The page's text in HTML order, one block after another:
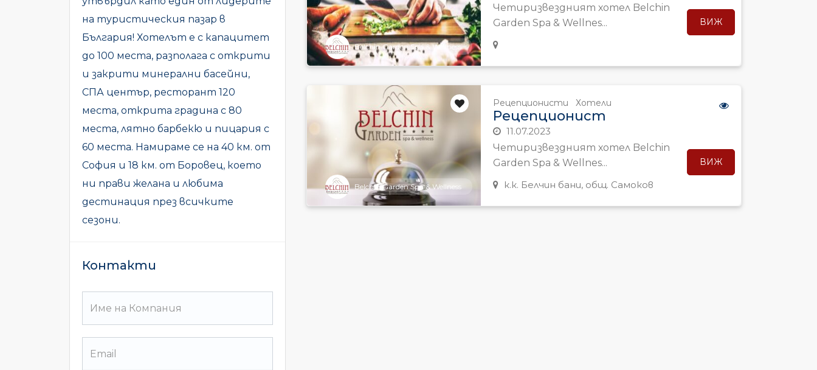
на туристическия пазар в
България! Хотелът е с капацитет
до 100 места, разполага с открити
и закрити минерални басейни,
СПА център, ресторант 120
места, открита градина с 80
места, лятно барбекю и пицария с
60 места. Намираме се на 40 км. от
София и 18 км. от Боровец, което
ни прави желана и любима
дестинация през всичките
сезони.
Контакти
Belchin Garden Spa & Wellness
Четиризвездният хотел Belchin
Garden Spa & Wellnes...
ВИЖ
Belchin Garden Spa & Wellness
Рецепционисти Хотели
Рецепционист
11.07.2023
Четиризвездният хотел Belchin
Garden Spa & Wellnes...
к.к. Белчин бани, общ. Самоков
ВИЖ